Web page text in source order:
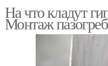
На что кладут
Монтаж